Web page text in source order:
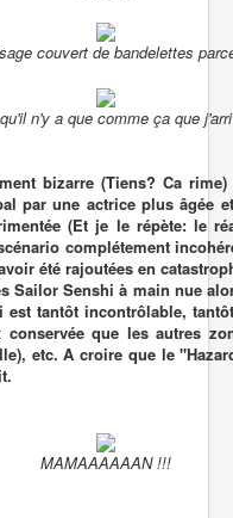
couvert de bandelettes
n'y a que comme ça que
bizarre (Tiens? Ca
par une actrice plus âgée
(Et je le répète: le
complétement
été rajoutées en
Sailor Senshi à main nue
tantôt incontrôlable,
que les autres
etc. A croire que le
MAMAAAAAAN !!!